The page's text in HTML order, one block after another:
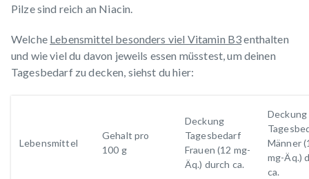
Pilze sind reich an Niacin.
Welche Lebensmittel besonders viel Vitamin B3enthalten
und wie viel du davon jeweils essen müsstest, um deinen
Tagesbedarf zu decken, siehst du hier:
Lebensmittel
Gehalt pro
100 g
Deckung
Tagesbedarf
Frauen (12 mg-
Äq.) durch ca.
Deckung
Männer
mg-Äq.)
ca.